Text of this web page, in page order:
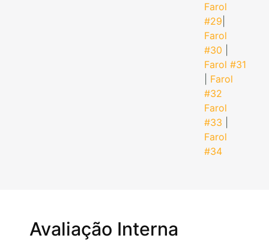
Farol
#29
Farol
#30
Farol #31
Farol
#32
Farol
#33
Farol
#34
Avaliação Interna